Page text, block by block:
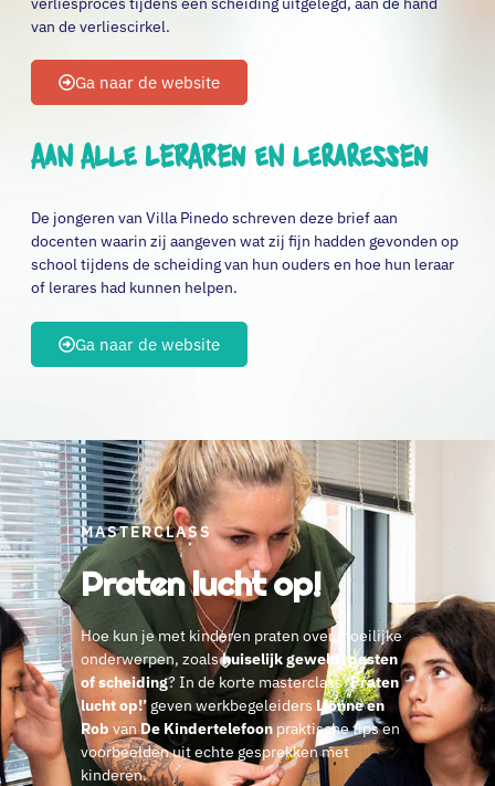
van de verliescirkel.
Ga naar de website
Aan alle leraren en leraressen
De jongeren van Villa Pinedo schreven deze brief aan
docenten waarin zij aangeven wat zij fijn hadden gevonden op
school tijdens de scheiding van hun ouders en hoe hun leraar
of lerares had kunnen helpen.
Ga naar de website
MASTERCLASS
Praten lucht op!
Hoe kun je met kinderen praten over moeilijke
onderwerpen, zoalshuiselijk geweld, pesten
of scheiding? In de korte masterclass‘Praten
lucht op!’geven werkbegeleiders Lionne en
Rob vanDe Kindertelefoonpraktische tips en
voorbeelden uit echte gesprekken met
kinderen.